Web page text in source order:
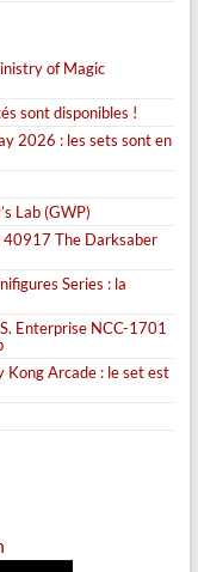
of Magic
sont disponibles !
2026 : les sets sont en
Lab (GWP)
40917 The Darksaber
Series : la
Enterprise NCC-1701
Arcade : le set est